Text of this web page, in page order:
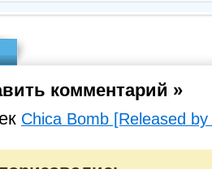
комментарий »
Chica Bomb [Released by